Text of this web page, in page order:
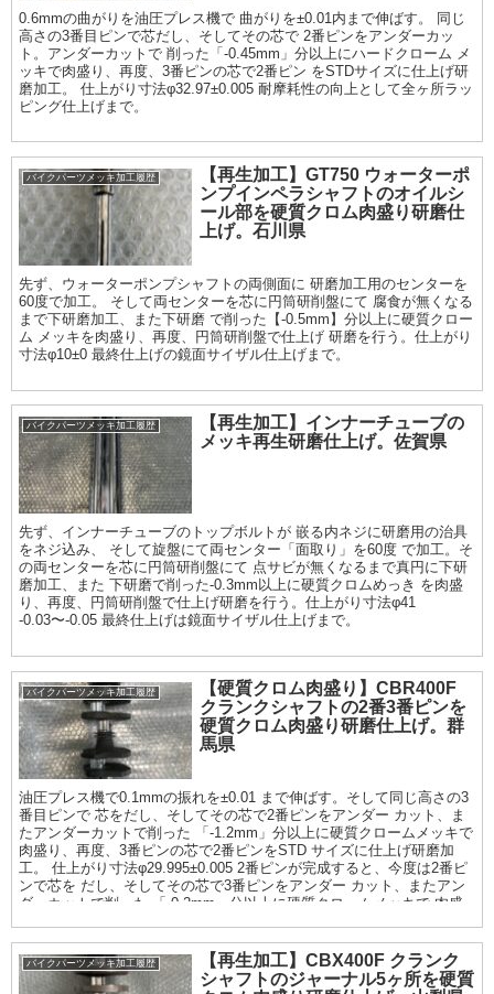
0.6mmの曲がりを油圧プレス機で 曲がりを±0.01内まで伸ばす。 同じ
高さの3番目ピンで芯だし、そしてその芯で 2番ピンをアンダーカッ
ト。アンダーカットで 削った「-0.45mm」分以上にハードクローム メ
ッキで肉盛り、再度、3番ピンの芯で2番ピン をSTDサイズに仕上げ研
磨加工。 仕上がり寸法φ32.97±0.005 耐摩耗性の向上として全ヶ所ラッ
ピング仕上げまで。
バイクパーツメッキ加工履歴
【再生加工】GT750 ウォーターポ
ンプインペラシャフトのオイルシ
ール部を硬質クロム肉盛り研磨仕
上げ。石川県
先ず、ウォーターポンプシャフトの両側面に 研磨加工用のセンターを
60度で加工。 そして両センターを芯に円筒研削盤にて 腐食が無くなる
まで下研磨加工、また下研磨 で削った【-0.5mm】分以上に硬質クロー
ム メッキを肉盛り、再度、円筒研削盤で仕上げ 研磨を行う。仕上がり
寸法φ10±0 最終仕上げの鏡面サイザル仕上げまで。
バイクパーツメッキ加工履歴
【再生加工】インナーチューブの
メッキ再生研磨仕上げ。佐賀県
先ず、インナーチューブのトップボルトが 嵌る内ネジに研磨用の治具
をネジ込み、 そして旋盤にて両センター「面取り」を60度 で加工。そ
の両センターを芯に円筒研削盤にて 点サビが無くなるまで真円に下研
磨加工、また 下研磨で削った-0.3mm以上に硬質クロムめっき を肉盛
り、再度、円筒研削盤で仕上げ研磨を行う。仕上がり寸法φ41
-0.03〜-0.05 最終仕上げは鏡面サイザル仕上げまで。
バイクパーツメッキ加工履歴
【硬質クロム肉盛り】CBR400F
クランクシャフトの2番3番ピンを
硬質クロム肉盛り研磨仕上げ。群
馬県
油圧プレス機で0.1mmの振れを±0.01 まで伸ばす。そして同じ高さの3
番目ピンで 芯をだし、そしてその芯で2番ピンをアンダー カット、ま
たアンダーカットで削った 「-1.2mm」分以上に硬質クロームメッキで
肉盛り、再度、3番ピンの芯で2番ピンをSTD サイズに仕上げ研磨加
工。 仕上がり寸法φ29.995±0.005 2番ピンが完成すると、今度は2番ピ
ンで芯を だし、そしてその芯で3番ピンをアンダー カット、またアン
ダーカットで削った 「-0.2mm」分以上に硬質クロームメッキで 肉盛
バイクパーツメッキ加工履歴
【再生加工】CBX400F クランク
シャフトのジャーナル5ヶ所を硬質